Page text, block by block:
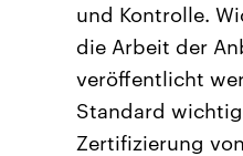
und Kontrolle.
die Arbeit der
veröffentlicht
Standard
Zertifizierung